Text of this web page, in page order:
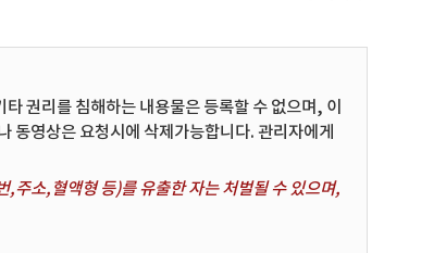
권리를 침해하는 내용물은 등록할 수 없으며, 이
동영상은 요청시에 삭제가능합니다. 관리자에게
소,혈액형 등)를 유출한 자는 처벌될 수 있으며,